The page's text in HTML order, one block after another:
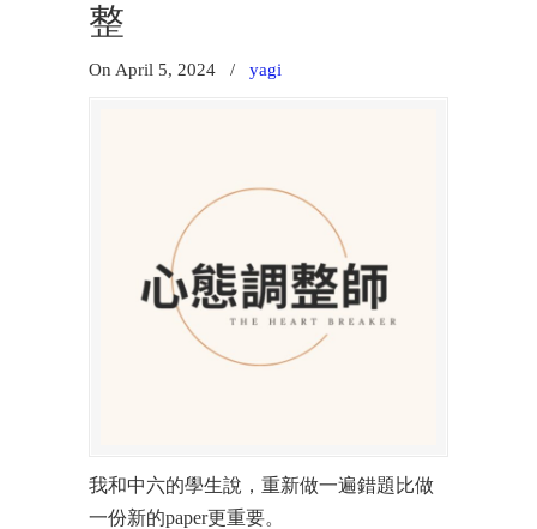
整
On April 5, 2024 / yagi
我和中六的學生說，重新做一遍錯題比做
一份新的paper更重要。